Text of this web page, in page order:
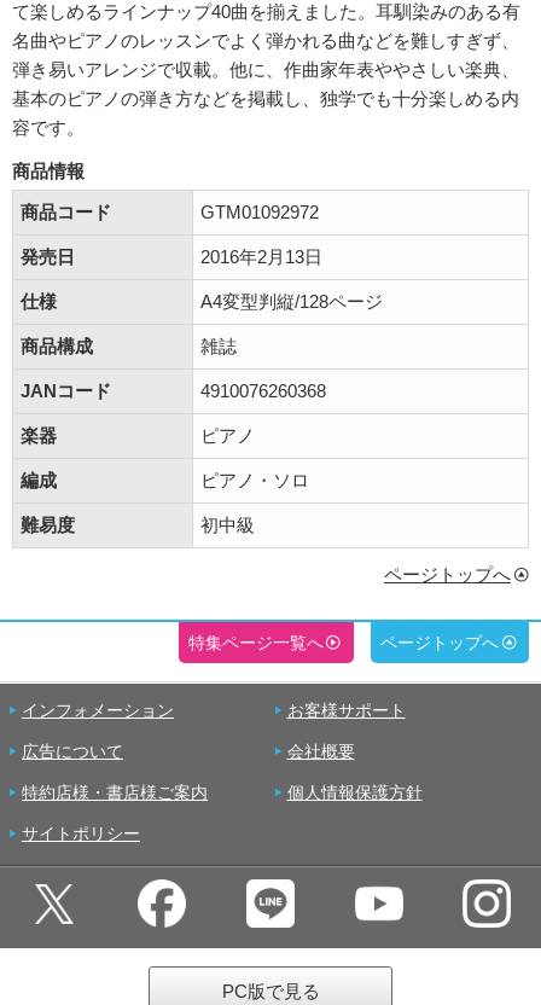
て楽しめるラインナップ40曲を揃えました。耳馴染みのある有
名曲やピアノのレッスンでよく弾かれる曲などを難しすぎず、
弾き易いアレンジで収載。他に、作曲家年表ややさしい楽典、
基本のピアノの弾き方などを掲載し、独学でも十分楽しめる内
容です。
商品情報
商品コード
GTM01092972
発売日 2016年2月13日
仕様 A4変型判縦/128ページ
商品構成 雑誌
JANコード 4910076260368
楽器 ピアノ
編成 ピアノ・ソロ
難易度 初中級
ページトップへ
特集ページ一覧へ ページトップへ
インフォメーション お客様サポート
広告について 会社概要
特約店様・書店様ご案内 個人情報保護方針
サイトポリシー
PC版で見る